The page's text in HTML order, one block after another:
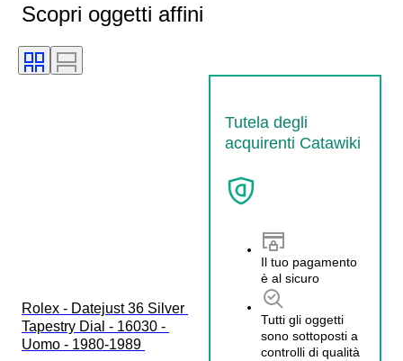
Scopri oggetti affini
Tutela degli
acquirenti Catawiki
Il tuo pagamento
è al sicuro
Tutti gli oggetti
sono sottoposti a
controlli di qualità
Rolex - Datejust 36 Silver
Tapestry Dial - 16030 -
Uomo - 1980-1989